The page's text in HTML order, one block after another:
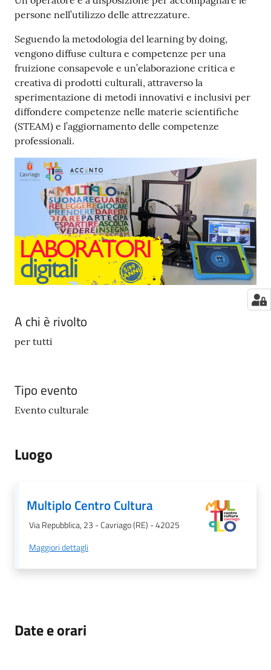
e
Seguici
su
persone nell’utilizzo delle attrezzature.
Seguendo la metodologia del learning by doing,
vengono diffuse cultura e competenze per una
fruizione consapevole e un’elaborazione critica e
creativa di prodotti culturali, attraverso la
sperimentazione di metodi innovativi e inclusivi per
diffondere competenze nelle materie scientifiche
(STEAM) e l’aggiornamento delle competenze
professionali.
A chi è rivolto
per tutti
Tipo evento
Evento culturale
Luogo
Multiplo Centro Cultura
Via Repubblica, 23 - Cavriago (RE) - 42025
Maggiori dettagli
Date e orari